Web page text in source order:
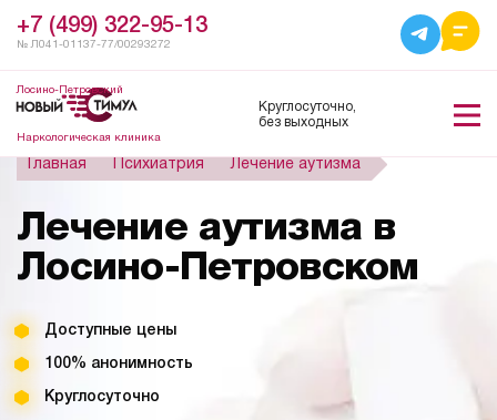
+7 (499) 322-95-13
№ Л041-01137-77/00293272
Лосино-Петровский
Наркологическая клиника
Круглосуточно,
без выходных
Главная Психиатрия Лечение аутизма
Лечение аутизма в
Лосино-Петровском
Доступные цены
100% анонимность
Круглосуточно